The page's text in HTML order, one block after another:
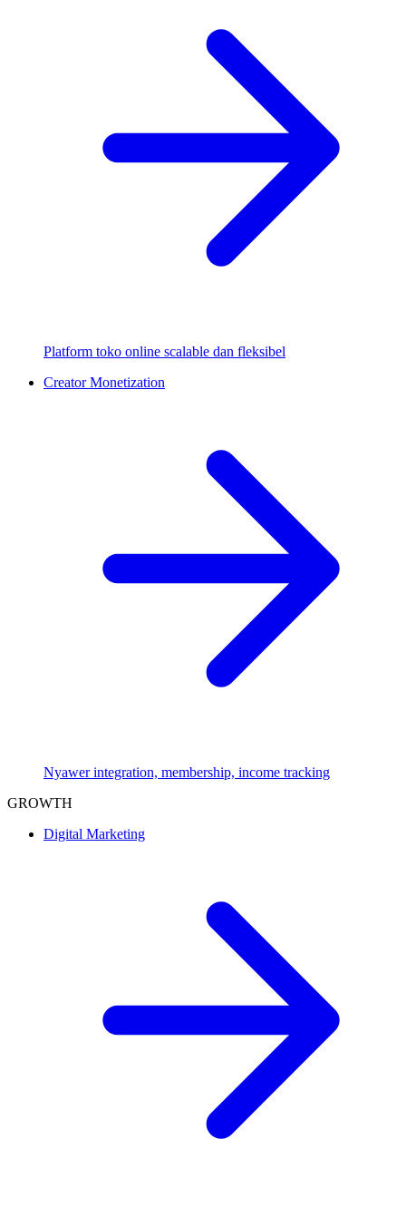
Platform toko online scalable dan fleksibel
Creator Monetization
Nyawer integration, membership, income tracking
GROWTH
Digital Marketing